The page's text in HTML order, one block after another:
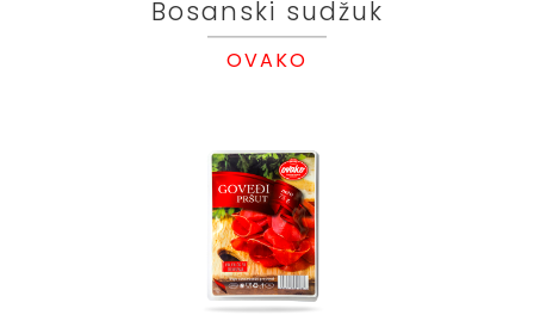
Bosanski sudžuk
OVAKO